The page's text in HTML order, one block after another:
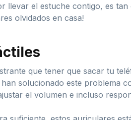
llevar el estuche contigo, es
olvidados en casa!
que tener que sacar tu
solucionado este problema
el volumen e incluso